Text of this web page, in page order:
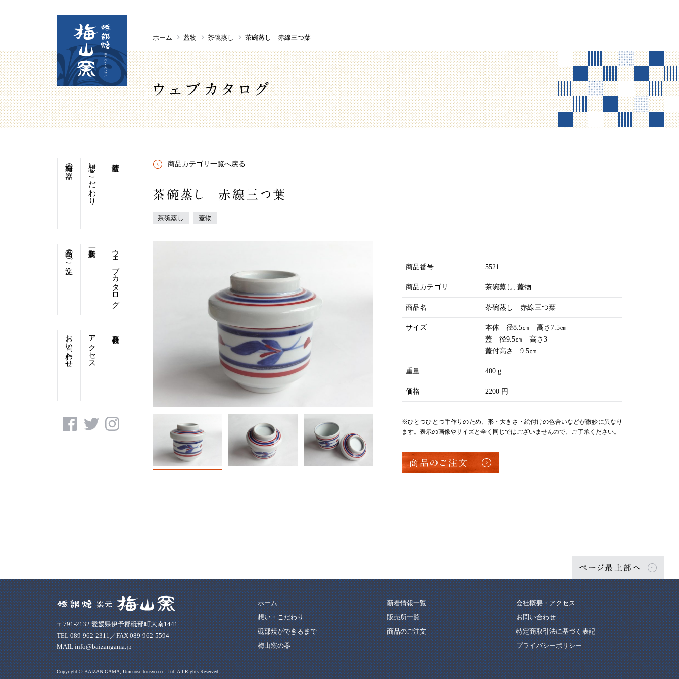
ホーム 蓋物 茶碗蒸し 茶碗蒸し 赤線三つ葉
ウェブカタログ
想い・こだわり
梅山窯の器
ウェブカタログ
商品のご注文
アクセス
お問い合わせ
商品カテゴリ一覧へ戻る
茶碗蒸し 赤線三つ葉
茶碗蒸し 蓋物
商品番号 5521
商品カテゴリ 茶碗蒸し 蓋物
商品名 茶碗蒸し 赤線三つ葉
サイズ
本体 径8.5㎝ 高さ7.5㎝
蓋 径9.5㎝ 高さ3
蓋付高さ 9.5㎝
重量 400 g
価格 2200 円
※ひとつひとつ手作りのため、形・大きさ・絵付けの色合いなどが微妙に異なり
ます。表示の画像やサイズと全く同じではございませんので、ご了承ください。
商品のご注文
ページ最上部へ
〒791-2132 愛媛県伊予郡砥部町大南1441
TEL 089-962-2311／FAX 089-962-5594
MAIL info@baizangama.jp
ホーム
想い・こだわり
砥部焼ができるまで
梅山窯の器
新着情報一覧
販売所一覧
商品のご注文
会社概要・アクセス
お問い合わせ
特定商取引法に基づく表記
プライバシーポリシー
Copyright © BAIZAN-GAMA, Umenoseitousyo co., Ltd. All Rights Reserved.